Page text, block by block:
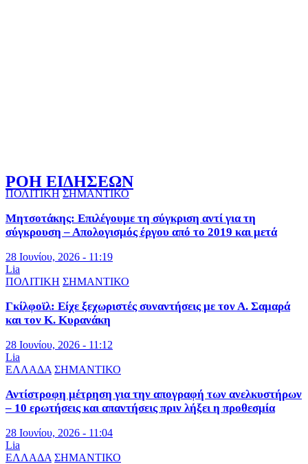
ΡΟΗ ΕΙΔΗΣΕΩΝ
ΠΟΛΙΤΙΚΗ ΣΗΜΑΝΤΙΚΟ
Μητσοτάκης: Επιλέγουμε τη σύγκριση αντί για τη
σύγκρουση – Απολογισμός έργου από το 2019 και μετά
28 Ιουνίου, 2026 - 11:19
Lia
ΠΟΛΙΤΙΚΗ ΣΗΜΑΝΤΙΚΟ
Γκίλφοϊλ: Είχε ξεχωριστές συναντήσεις με τον Α. Σαμαρά
και τον Κ. Κυρανάκη
28 Ιουνίου, 2026 - 11:12
Lia
ΕΛΛΑΔΑ ΣΗΜΑΝΤΙΚΟ
Αντίστροφη μέτρηση για την απογραφή των ανελκυστήρων
– 10 ερωτήσεις και απαντήσεις πριν λήξει η προθεσμία
28 Ιουνίου, 2026 - 11:04
Lia
ΕΛΛΑΔΑ ΣΗΜΑΝΤΙΚΟ